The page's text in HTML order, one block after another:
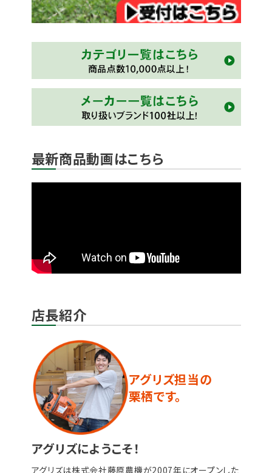
最新商品動画はこちら
店長紹介
アグリズ担当の
栗栖です。
アグリズにようこそ！
アグリズは株式会社藤原農機が2007年にオープンした